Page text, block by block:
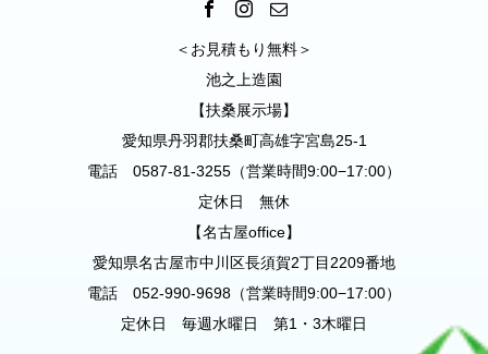
＜お見積もり無料＞
池之上造園
【扶桑展示場】
愛知県丹羽郡扶桑町高雄字宮島25-1
電話 0587-81-3255（営業時間9:00−17:00）
定休日 無休
【名古屋office】
愛知県名古屋市中川区長須賀2丁目2209番地
電話 052-990-9698（営業時間9:00−17:00）
定休日 毎週水曜日 第1・3木曜日